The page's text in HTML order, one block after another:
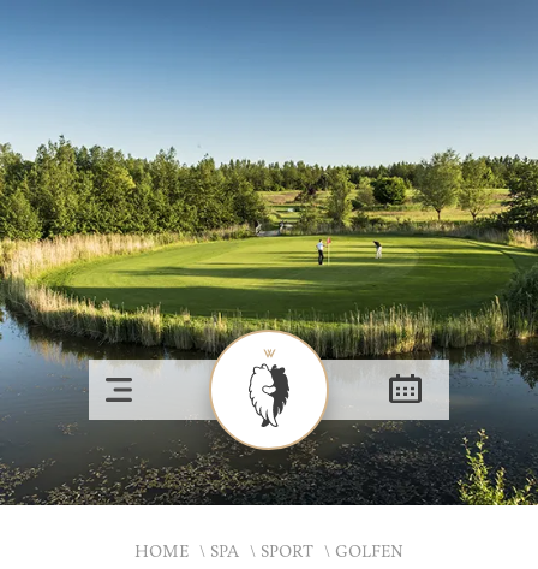
HOME SPA SPORT GOLFEN